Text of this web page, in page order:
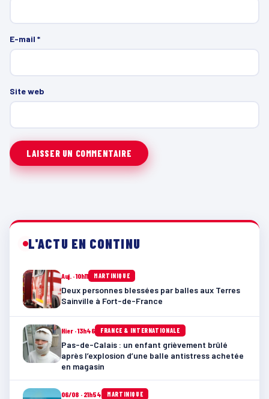
E-mail *
Site web
L'ACTU EN CONTINU
Auj. · 10h11 MARTINIQUE
Deux personnes blessées par balles aux Terres
Sainville à Fort-de-France
Hier · 13h46 FRANCE & INTERNATIONALE
Pas-de-Calais : un enfant grièvement brûlé
après l’explosion d’une balle antistress achetée
en magasin
06/08 · 21h54 MARTINIQUE